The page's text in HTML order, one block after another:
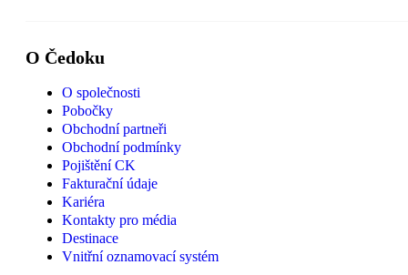
O Čedoku
O společnosti
Pobočky
Obchodní partneři
Obchodní podmínky
Pojištění CK
Fakturační údaje
Kariéra
Kontakty pro média
Destinace
Vnitřní oznamovací systém